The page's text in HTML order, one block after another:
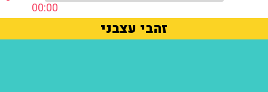
00:00
זהבי עצבני